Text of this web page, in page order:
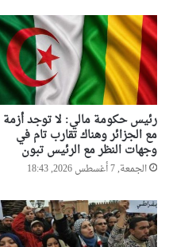
رئيس حكومة مالي: لا توجد أزمة
مع الجزائر وهناك تقارب تام في
وجهات النظر مع الرئيس تبون
الجمعة, 7 أغسطس 2026, 18:43